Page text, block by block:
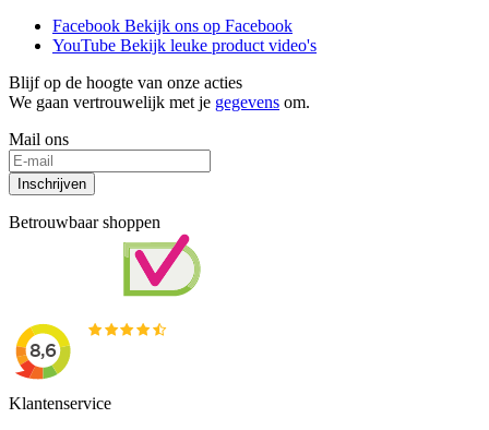
Facebook Bekijk ons op Facebook
YouTube Bekijk leuke product video's
Blijf op de hoogte van onze acties
We gaan vertrouwelijk met je gegevens om.
Mail ons
Inschrijven
Betrouwbaar shoppen
Klantenservice